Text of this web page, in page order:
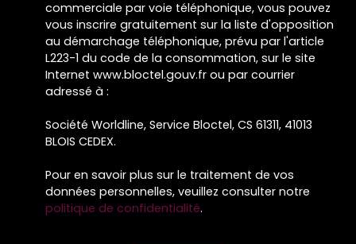
commerciale par voie téléphonique, vous pouvez
vous inscrire gratuitement sur la liste d'opposition
au démarchage téléphonique, prévu par l'article
L223-1 du code de la consommation, sur le site
Internet www.bloctel.gouv.fr ou par courrier
adressé à :
Société Worldline, Service Bloctel, CS 61311, 41013
BLOIS CEDEX.
Pour en savoir plus sur le traitement de vos
données personnelles, veuillez consulter notre
politique de confidentialité.